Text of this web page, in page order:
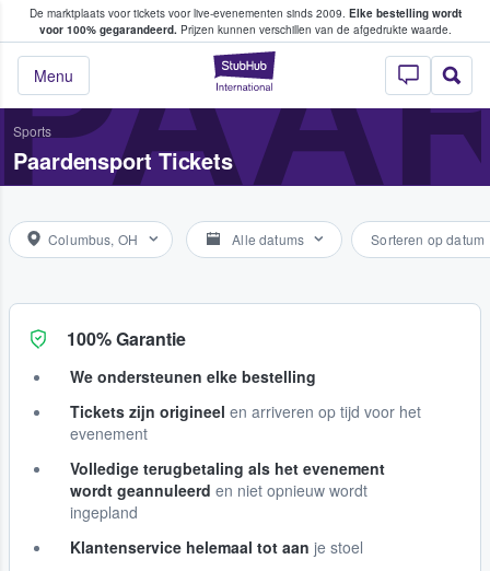
De marktplaats voor tickets voor live-evenementen sinds 2009. Elke bestelling wordt
voor 100% gegarandeerd.Prijzen kunnen verschillen van de afgedrukte waarde.
StubHub: waar
Menu
tickets kopen en verkopen
Sports
Paardensport Tickets
Columbus, OH Alle datums Sorteren op datum
100% Garantie
We ondersteunen elke bestelling
Tickets zijn origineel en arriveren op tijd voor het
evenement
Volledige terugbetaling als het evenement
wordt geannuleerd en niet opnieuw wordt
ingepland
Klantenservice helemaal tot aan je stoel